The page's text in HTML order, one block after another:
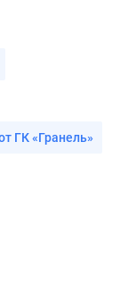
ГК «Гранель»